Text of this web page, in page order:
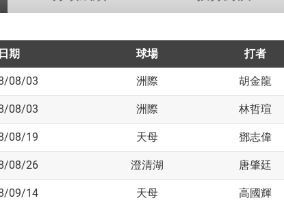
日期 球場 打者
08/03 洲際 胡金龍
08/03 洲際 林哲瑄
08/19 天母 鄧志偉
08/26 澄清湖 唐肇廷
09/14 天母 高國輝